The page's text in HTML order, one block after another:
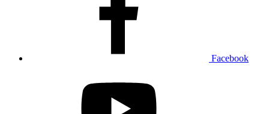
Facebook